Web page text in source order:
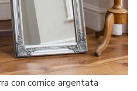
con cornice argentata